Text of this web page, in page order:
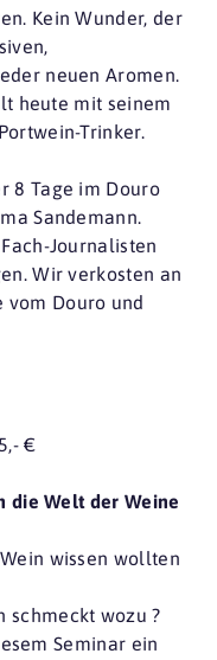
Kein Wunder, der
neuen Aromen.
heute mit seinem
Trinker.
8 Tage im Douro
Sandemann.
Journalisten
Wir verkosten an
vom Douro und
€
die Welt der Weine
wissen wollten
schmeckt wozu ?
Seminar ein